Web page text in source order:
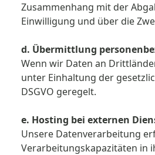
Zusammenhang mit der
Einwilligung und über die
d. Übermittlung
Wenn wir Daten an
unter Einhaltung der
DSGVO geregelt.
e. Hosting bei externen
Unsere Datenverarbeitung
Verarbeitungskapazitäten in